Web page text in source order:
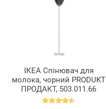
ІКЕА Спінювач для
молока, чорний PRODUKT
ПРОДАКТ, 503.011.66